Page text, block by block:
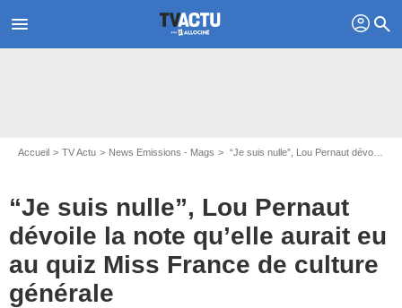
menu profil search
Accueil TV Actu News Emissions - Mags “Je suis nulle”, Lou Pernaut dévoile la note qu’elle aurait eu au quiz Miss France de culture générale
“Je suis nulle”, Lou Pernaut
dévoile la note qu’elle aurait eu
au quiz Miss France de culture
générale